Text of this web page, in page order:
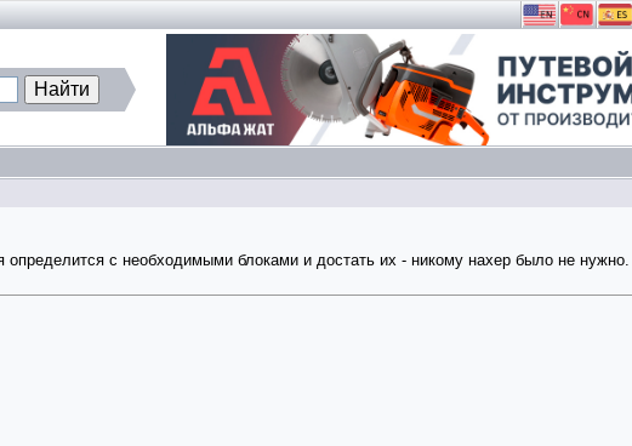
с необходимыми блоками и достать их - никому нахер было не нужно.